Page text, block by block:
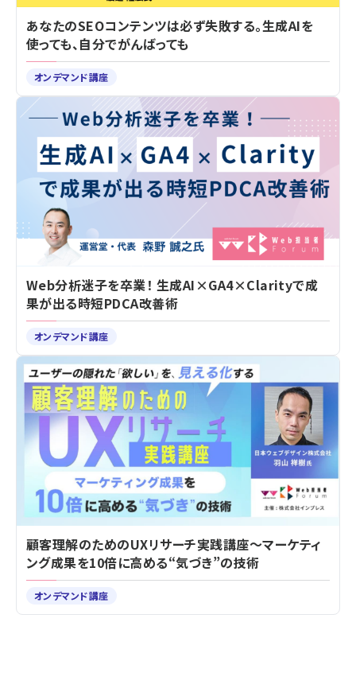
あなたのSEOコンテンツは必ず失敗する。生成AIを
使っても、自分でがんばっても
オンデマンド講座
Web分析迷子を卒業！ 生成AI×GA4×Clarityで成
果が出る時短PDCA改善術
オンデマンド講座
顧客理解のためのUXリサーチ実践講座～マーケティ
ング成果を10倍に高める“気づき”の技術
オンデマンド講座